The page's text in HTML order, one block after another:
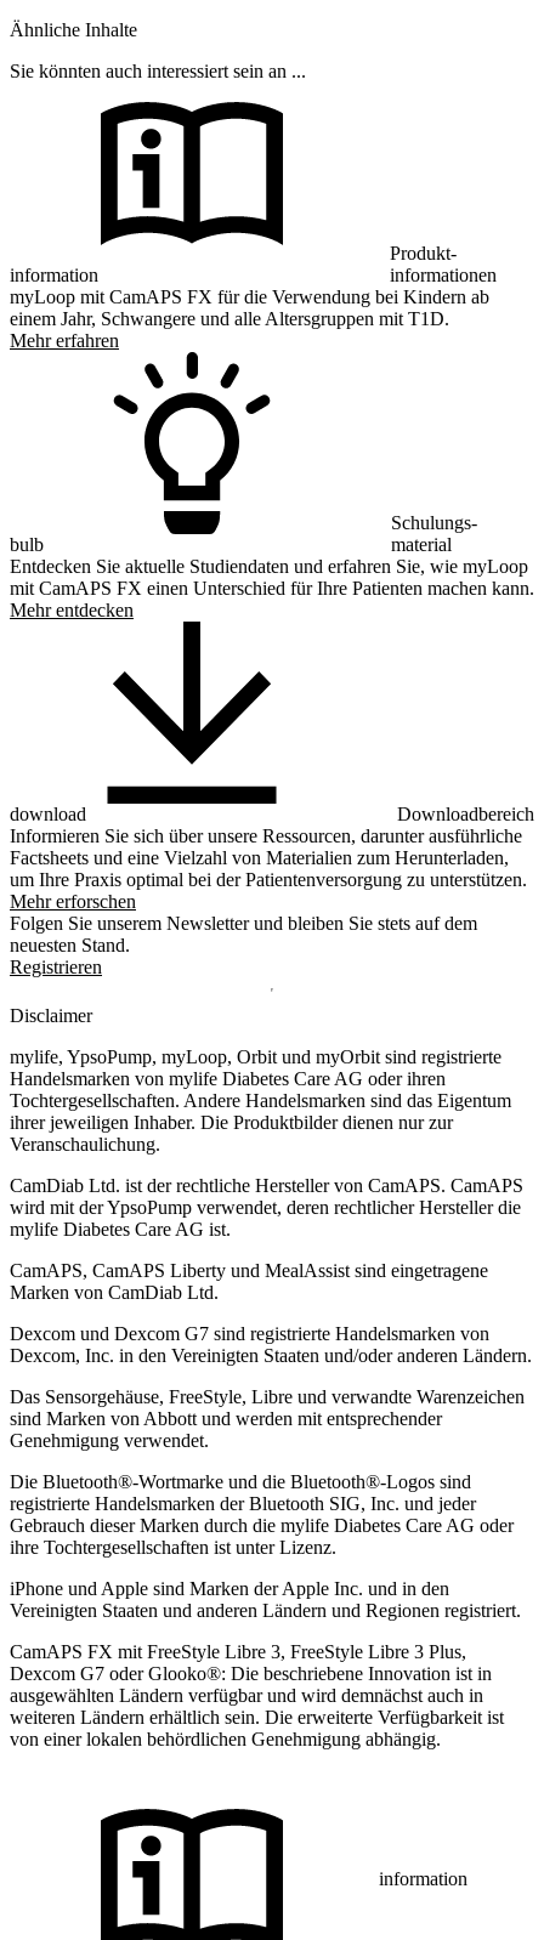
Ähnliche Inhalte
Sie könnten auch interessiert sein an ...
information
Produkt-
informationen
myLoop mit CamAPS FX für die Verwendung bei Kindern ab
einem Jahr, Schwangere und alle Altersgruppen mit T1D.
Mehr erfahren
bulb
Schulungs-
material
Entdecken Sie aktuelle Studiendaten und erfahren Sie, wie myLoop
mit CamAPS FX einen Unterschied für Ihre Patienten machen kann.
Mehr entdecken
download
Downloadbereich
Informieren Sie sich über unsere Ressourcen, darunter ausführliche
Factsheets und eine Vielzahl von Materialien zum Herunterladen,
um Ihre Praxis optimal bei der Patientenversorgung zu unterstützen.
Mehr erforschen
Folgen Sie unserem Newsletter und bleiben Sie stets auf dem
neuesten Stand.
Registrieren
Disclaimer
mylife, YpsoPump, myLoop, Orbit und myOrbit sind registrierte
Handelsmarken von mylife Diabetes Care AG oder ihren
Tochtergesellschaften. Andere Handelsmarken sind das Eigentum
ihrer jeweiligen Inhaber. Die Produktbilder dienen nur zur
Veranschaulichung.
CamDiab Ltd. ist der rechtliche Hersteller von CamAPS. CamAPS
wird mit der YpsoPump verwendet, deren rechtlicher Hersteller die
mylife Diabetes Care AG ist.
CamAPS, CamAPS Liberty und MealAssist sind eingetragene
Marken von CamDiab Ltd.
Dexcom und Dexcom G7 sind registrierte Handelsmarken von
Dexcom, Inc. in den Vereinigten Staaten und/oder anderen Ländern.
Das Sensorgehäuse, FreeStyle, Libre und verwandte Warenzeichen
sind Marken von Abbott und werden mit entsprechender
Genehmigung verwendet.
Die Bluetooth®-Wortmarke und die Bluetooth®-Logos sind
registrierte Handelsmarken der Bluetooth SIG, Inc. und jeder
Gebrauch dieser Marken durch die mylife Diabetes Care AG oder
ihre Tochtergesellschaften ist unter Lizenz.
iPhone und Apple sind Marken der Apple Inc. und in den
Vereinigten Staaten und anderen Ländern und Regionen registriert.
CamAPS FX mit FreeStyle Libre 3, FreeStyle Libre 3 Plus,
Dexcom G7 oder Glooko®: Die beschriebene Innovation ist in
ausgewählten Ländern verfügbar und wird demnächst auch in
weiteren Ländern erhältlich sein. Die erweiterte Verfügbarkeit ist
von einer lokalen behördlichen Genehmigung abhängig.
information